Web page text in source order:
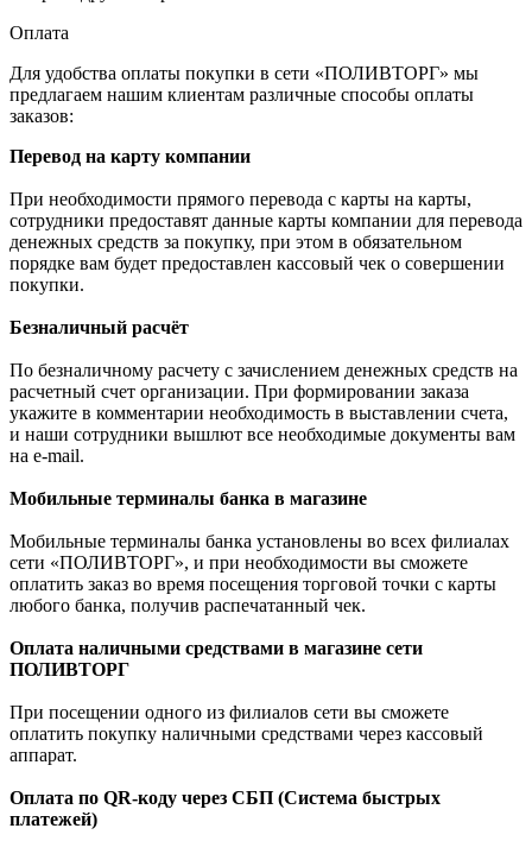
Оплата
Для удобства оплаты покупки в сети «ПОЛИВТОРГ» мы
предлагаем нашим клиентам различные способы оплаты
заказов:
Перевод на карту компании
При необходимости прямого перевода с карты на карты,
сотрудники предоставят данные карты компании для перевода
денежных средств за покупку, при этом в обязательном
порядке вам будет предоставлен кассовый чек о совершении
покупки.
Безналичный расчёт
По безналичному расчету с зачислением денежных средств на
расчетный счет организации. При формировании заказа
укажите в комментарии необходимость в выставлении счета,
и наши сотрудники вышлют все необходимые документы вам
на e-mail.
Мобильные терминалы банка в магазине
Мобильные терминалы банка установлены во всех филиалах
сети «ПОЛИВТОРГ», и при необходимости вы сможете
оплатить заказ во время посещения торговой точки с карты
любого банка, получив распечатанный чек.
Оплата наличными средствами в магазине сети
ПОЛИВТОРГ
При посещении одного из филиалов сети вы сможете
оплатить покупку наличными средствами через кассовый
аппарат.
Оплата по QR-коду через СБП (Система быстрых
платежей)